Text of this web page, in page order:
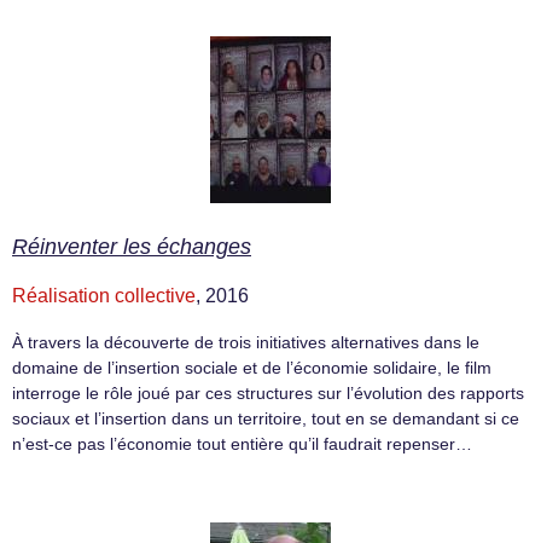
Réinventer les échanges
Réalisation collective, 2016
À travers la découverte de trois initiatives alternatives dans le
domaine de l’insertion sociale et de l’économie solidaire, le film
interroge le rôle joué par ces structures sur l’évolution des rapports
sociaux et l’insertion dans un territoire, tout en se demandant si ce
n’est-ce pas l’économie tout entière qu’il faudrait repenser…